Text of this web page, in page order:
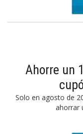
Ahorre un
Solo en agosto de
ahorrar